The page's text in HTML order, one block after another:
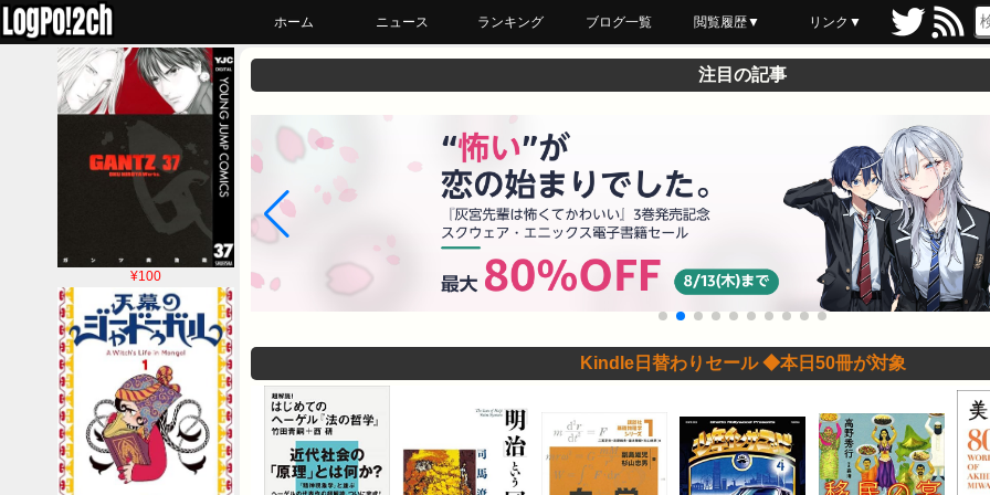
ホーム ニュース ランキング ブログ一覧 閲覧履歴▼
最近読んだ
あとで読む
ブックマーク
リンク▼
¥100
注目の記事
Kindle日替わりセール ◆本日50冊が対象